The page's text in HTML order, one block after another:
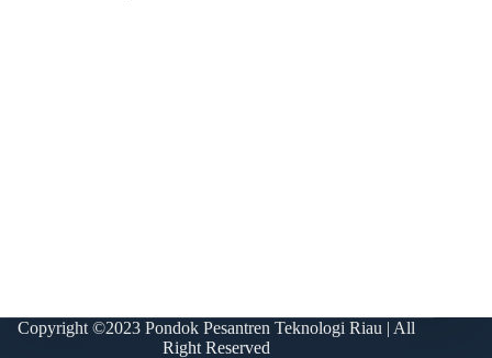
Copyright ©2023 Pondok Pesantren Teknologi Riau | All
Right Reserved